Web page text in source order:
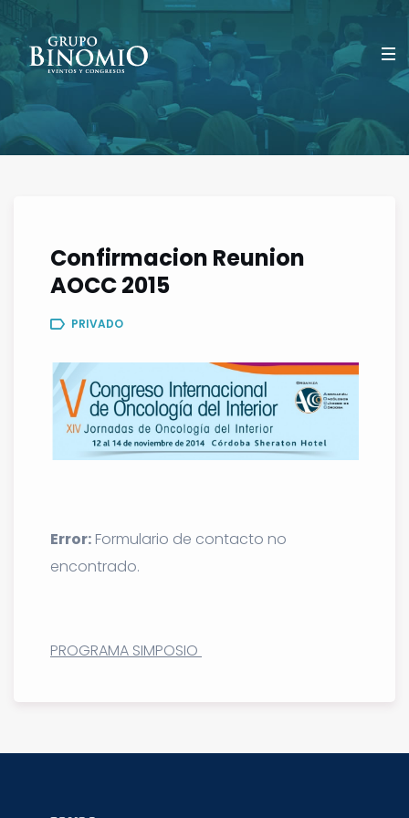
Confirmacion Reunion
AOCC 2015
PRIVADO
Error: Formulario de contacto no
encontrado.
PROGRAMA SIMPOSIO